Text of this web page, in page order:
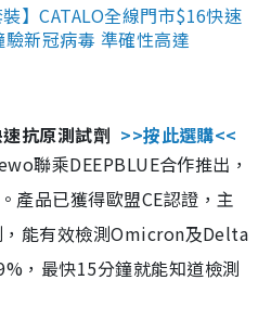
】CATALO全線門市$16快速
新冠病毒 準確性高達
抗原測試劑 >>按此選購<<
聯乘DEEPBLUE合作推出，
產品已獲得歐盟CE認證，主
能有效檢測Omicron及Delta
，最快15分鐘就能知道檢測